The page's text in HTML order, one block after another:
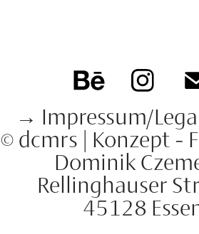
→ Impressum/
© dcmrs | Konzept -
Dominik
Rellinghauser
45128